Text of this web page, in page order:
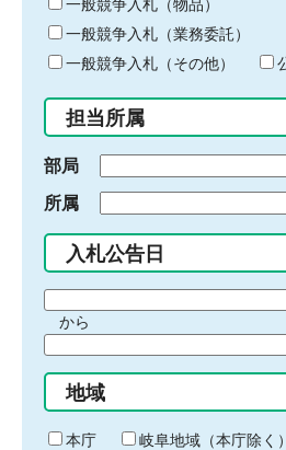
ワ
ー
ド
入
力
一般競争入札（物品）
一般競争入札（業務委託）
一般競争入札（その他）
担当所属
部局
所属
入札公告日
間
始
り
から
間
終
わ
地域
本庁
岐阜地域（本庁除く）